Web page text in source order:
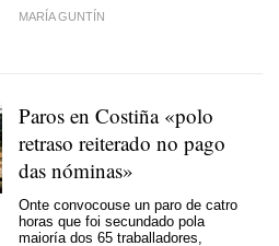
MARÍA GUNTÍN
Paros en Costiña «polo
retraso reiterado no pago
das nóminas»
Onte convocouse un paro de catro
horas que foi secundado pola
maioría dos 65 traballadores,